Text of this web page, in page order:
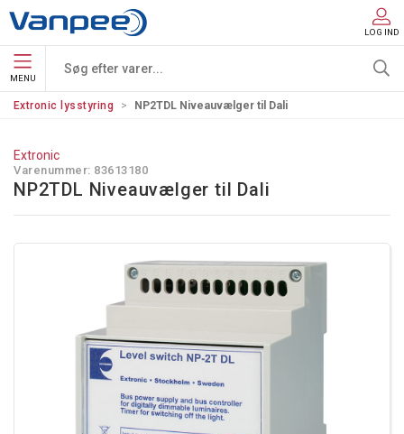
LOG IND
MENU
Extronic lysstyring NP2TDL Niveauvælger til Dali
Extronic
Varenummer: 83613180
NP2TDL Niveauvælger til Dali